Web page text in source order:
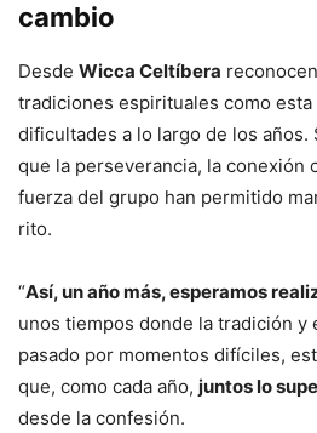
cambio
Desde Wicca Celtíbera
tradiciones espirituales como
dificultades a lo largo de los años.
que la perseverancia, la conexión
fuerza del grupo han permitido
rito.
“Así, un año más, esperamos
unos tiempos donde la tradición y
pasado por momentos difíciles,
que, como cada año, juntos lo
desde la confesión.